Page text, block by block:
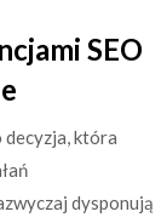
SEO
decyzja, która
dysponują